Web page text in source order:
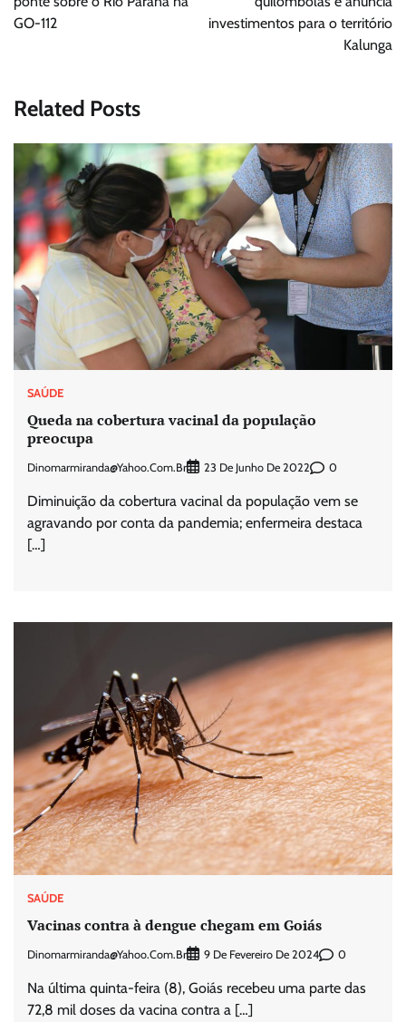
GO-112
investimentos para o território
Kalunga
Related Posts
SAÚDE
Queda na cobertura vacinal da população
preocupa
Dinomarmiranda@yahoo.com.br 23 De Junho De 2022 0
Diminuição da cobertura vacinal da população vem se
agravando por conta da pandemia; enfermeira destaca
[…]
SAÚDE
Vacinas contra à dengue chegam em Goiás
Dinomarmiranda@yahoo.com.br 9 De Fevereiro De 2024 0
Na última quinta-feira (8), Goiás recebeu uma parte das
72,8 mil doses da vacina contra a […]